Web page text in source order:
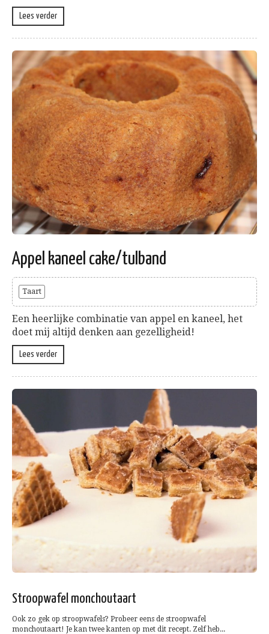
Lees verder
Appel kaneel cake/tulband
Taart
Een heerlijke combinatie van appel en kaneel, het
doet mij altijd denken aan gezelligheid!
Lees verder
Stroopwafel monchoutaart
Ook zo gek op stroopwafels? Probeer eens de stroopwafel
monchoutaart! Je kan twee kanten op met dit recept. Zelf heb...